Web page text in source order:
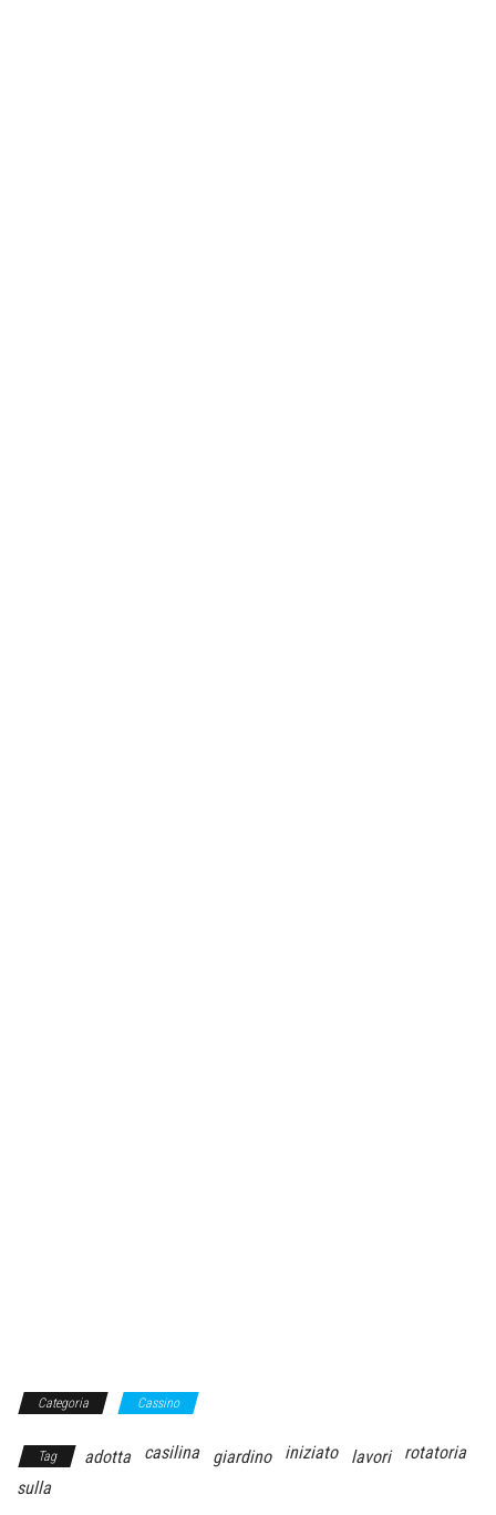
Categoria Cassino
Tag adotta casilina giardino iniziato lavori
rotatoria
sulla